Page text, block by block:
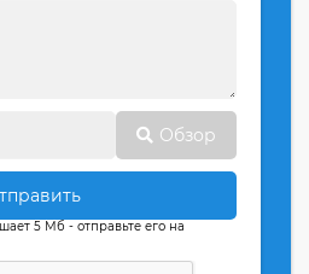
Обзор
5 Мб - отправьте его на